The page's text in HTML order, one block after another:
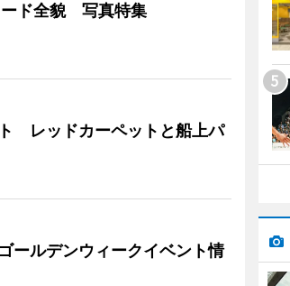
ード全貌 写真特集
レッドカーペットと船上パ
ルデンウィークイベント情